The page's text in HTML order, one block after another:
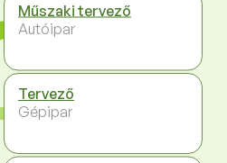
Műszaki tervező
Autóipar
Tervező
Gépipar